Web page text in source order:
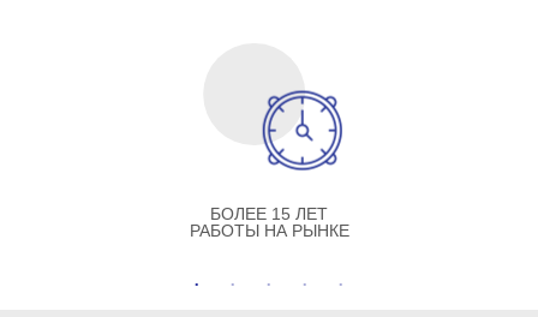
БОЛЕЕ 15 ЛЕТ
РАБОТЫ НА РЫНКЕ